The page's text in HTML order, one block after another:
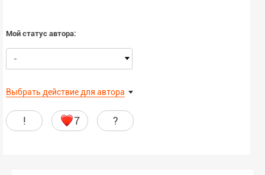
Мой статус автора:
-
Выбрать действие для автора
! 7 ?